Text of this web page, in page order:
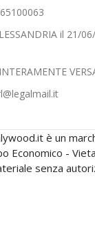
il 21/
è un
Economico -
senza